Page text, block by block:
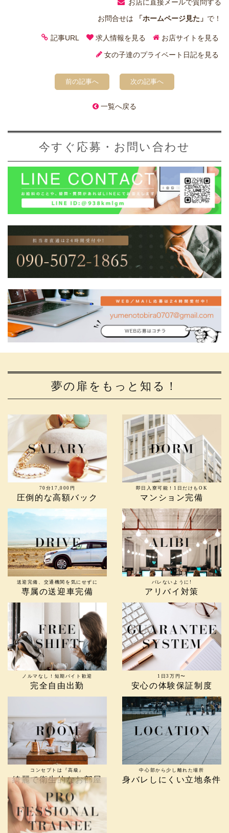
お店に直接メールで質問する
お問合せは
「ホームページ見た」 で！
記事URL 求人情報を見る お店サイトを見る
女の子達のプライベート日記を見る
前の記事へ 次の記事へ
一覧へ戻る
今すぐ応募・お問い合わせ
夢の扉をもっと知る！
70分17,000円
圧倒的な高額バック
即日入寮可能！1日だけもOK
マンション完備
送迎完備、交通機関を気にせずに
専属の送迎車完備
バレないように!
アリバイ対策
ノルマなし！短期バイト歓迎
完全自由出勤
1日3万円〜
安心の体験保証制度
コンセプトは『高級』
綺麗で衛生的なお部屋
中心部から少し離れた場所
身バレしにくい立地条件